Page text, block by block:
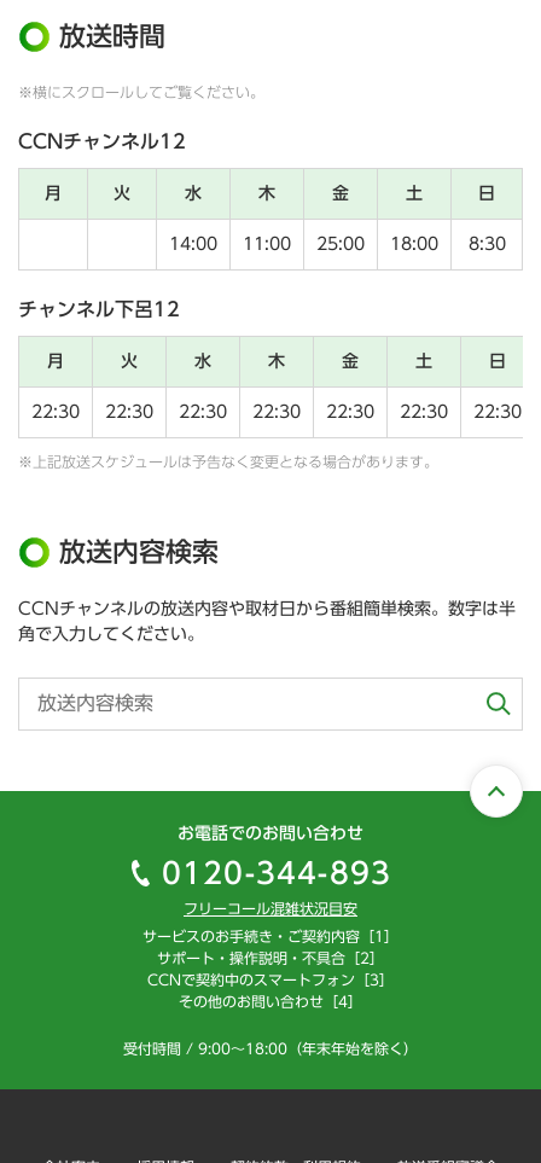
放送時間
※横にスクロールしてご覧ください。
CCNチャンネル12
月 火 水 木 金 土 日
14:00 11:00 25:00 18:00 8:30
チャンネル下呂12
月 火 水 木 金 土 日
22:30 22:30 22:30 22:30 22:30 22:30 22:30
※上記放送スケジュールは予告なく変更となる場合があります。
放送内容検索
CCNチャンネルの放送内容や取材日から番組簡単検索。数字は半
角で入力してください。
お電話でのお問い合わせ
0120-344-893
フリーコール混雑状況目安
サービスのお手続き・ご契約内容［1］
サポート・操作説明・不具合［2］
CCNで契約中のスマートフォン［3］
その他のお問い合わせ［4］
受付時間 / 9:00～18:00（年末年始を除く）